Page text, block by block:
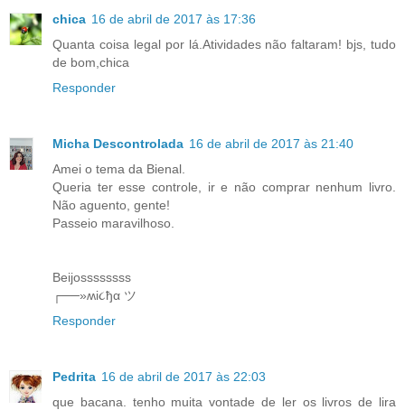
chica 16 de abril de 2017 às 17:36
Quanta coisa legal por lá.Atividades não faltaram! bjs, tudo
de bom,chica
Responder
Micha Descontrolada 16 de abril de 2017 às 21:40
Amei o tema da Bienal.
Queria ter esse controle, ir e não comprar nenhum livro.
Não aguento, gente!
Passeio maravilhoso.
Beijossssssss
┌──»ʍi૮ђα ツ
Responder
Pedrita 16 de abril de 2017 às 22:03
que bacana. tenho muita vontade de ler os livros de lira